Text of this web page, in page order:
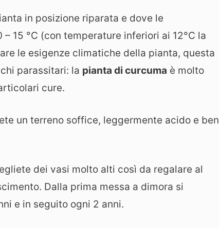
in posizione riparata e dove le
15 °C (con temperature inferiori ai 12°C la
le esigenze climatiche della pianta, questa
parassitari: la pianta di curcuma è molto
cure.
un terreno soffice, leggermente acido e ben
dei vasi molto alti così da regalare al
Dalla prima messa a dimora si
e in seguito ogni 2 anni.